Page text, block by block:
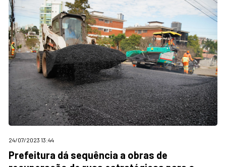
24/07/2023 13:44
Prefeitura dá sequência a obras de